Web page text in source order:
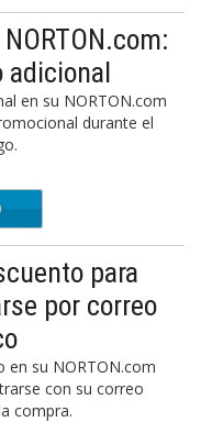
adicional
en su NORTON.com
durante el
para
por correo
en su NORTON.com
con su correo
compra.